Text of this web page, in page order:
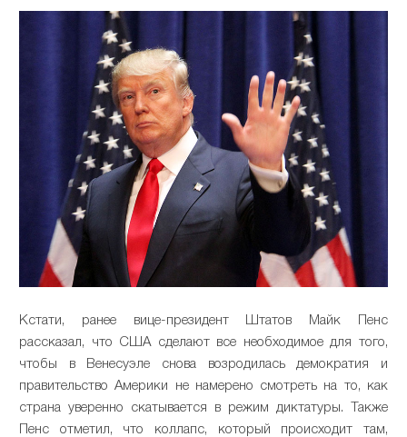
Кстати, ранее вице-президент Штатов Майк Пенс
рассказал, что США сделают все необходимое для того,
чтобы в Венесуэле снова возродилась демократия и
правительство Америки не намерено смотреть на то, как
страна уверенно скатывается в режим диктатуры. Также
Пенс отметил, что коллапс, который происходит там,